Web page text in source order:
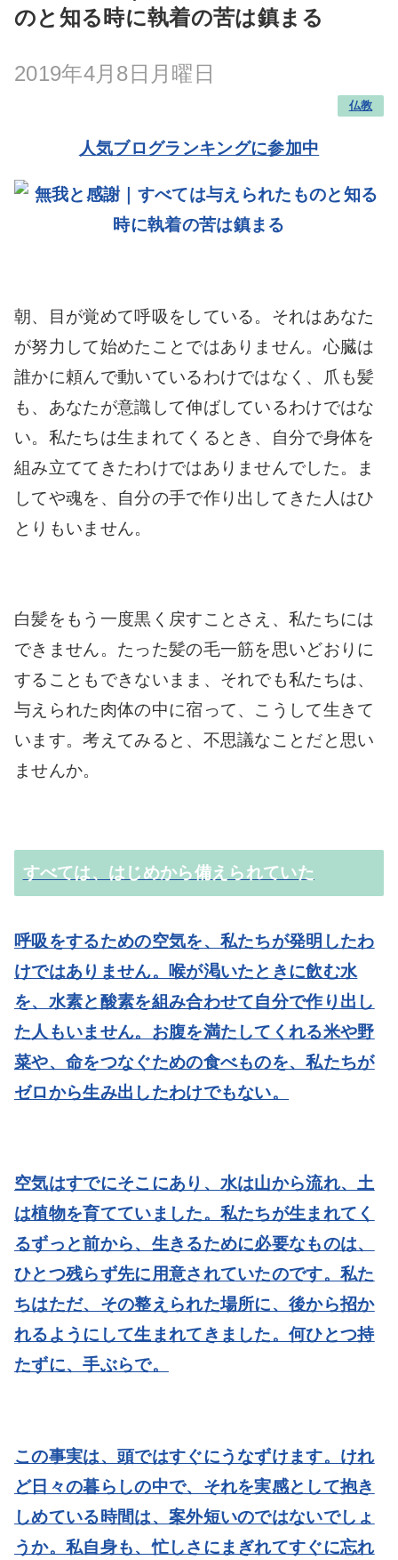
のと知る時に執着の苦は鎮まる
2019年4月8日月曜日
仏教
人気ブログランキングに参加中
朝、目が覚めて呼吸をしている。それはあなた
が努力して始めたことではありません。心臓は
誰かに頼んで動いているわけではなく、爪も髪
も、あなたが意識して伸ばしているわけではな
い。私たちは生まれてくるとき、自分で身体を
組み立ててきたわけではありませんでした。ま
してや魂を、自分の手で作り出してきた人はひ
とりもいません。
白髪をもう一度黒く戻すことさえ、私たちには
できません。たった髪の毛一筋を思いどおりに
することもできないまま、それでも私たちは、
与えられた肉体の中に宿って、こうして生きて
います。考えてみると、不思議なことだと思い
ませんか。
すべては、はじめから備えられていた
呼吸をするための空気を、私たちが発明したわ
けではありません。喉が渇いたときに飲む水
を、水素と酸素を組み合わせて自分で作り出し
た人もいません。お腹を満たしてくれる米や野
菜や、命をつなぐための食べものを、私たちが
ゼロから生み出したわけでもない。
空気はすでにそこにあり、水は山から流れ、土
は植物を育てていました。私たちが生まれてく
るずっと前から、生きるために必要なものは、
ひとつ残らず先に用意されていたのです。私た
ちはただ、その整えられた場所に、後から招か
れるようにして生まれてきました。何ひとつ持
たずに、手ぶらで。
この事実は、頭ではすぐにうなずけます。けれ
ど日々の暮らしの中で、それを実感として抱き
しめている時間は、案外短いのではないでしょ
うか。私自身も、忙しさにまぎれてすぐに忘れ